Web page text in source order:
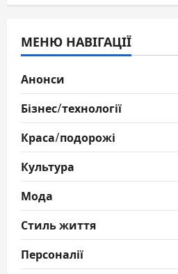
МЕНЮ НАВІГАЦІЇ
Анонси
Бізнес/технології
Краса/подорожі
Культура
Мода
Стиль життя
Персоналії